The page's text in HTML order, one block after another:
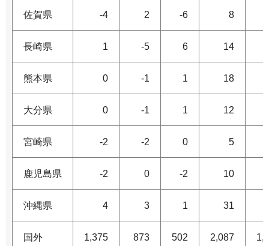
佐賀県 -4 2 -6 8
長崎県 1 -5 6 14
熊本県 0 -1 1 18
大分県 0 -1 1 12
宮崎県 -2 -2 0 5
鹿児島県 -2 0 -2 10
沖縄県 4 3 1 31
国外 1,375 873 502 2,087